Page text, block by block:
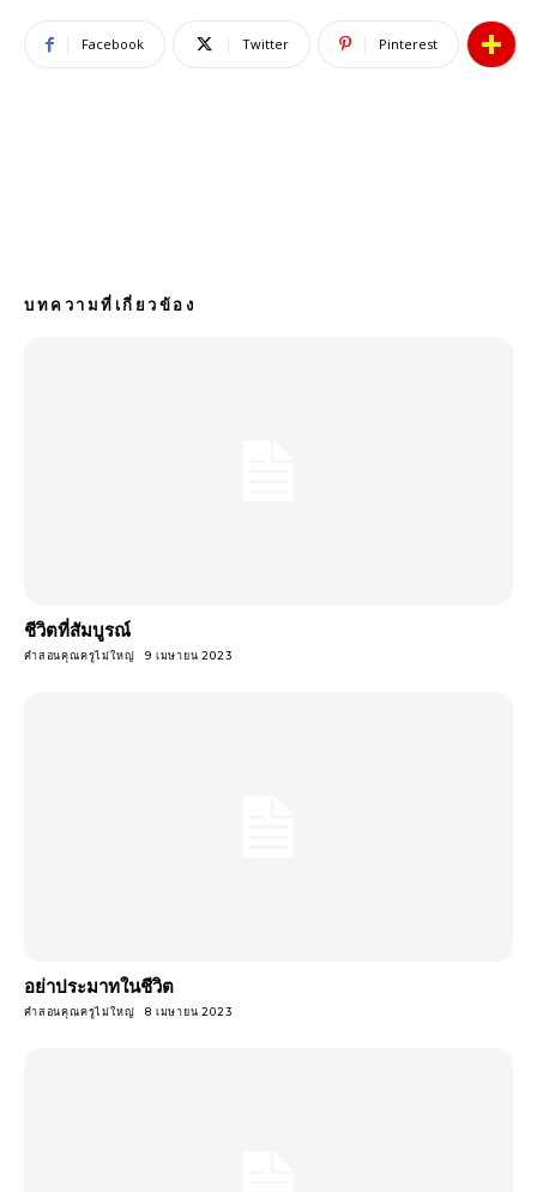
Facebook Twitter Pinterest
บทความที่เกี่ยวข้อง
ชีวิตที่สัมบูรณ์
คำสอนคุณครูไม่ใหญ่ 9 เมษายน 2023
อย่าประมาทในชีวิต
คำสอนคุณครูไม่ใหญ่ 8 เมษายน 2023